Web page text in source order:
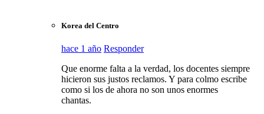
Korea del Centro
hace 1 año Responder
Que enorme falta a la verdad, los docentes siempre
hicieron sus justos reclamos. Y para colmo escribe
como si los de ahora no son unos enormes
chantas.